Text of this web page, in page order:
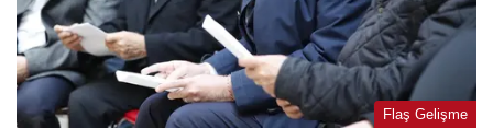
Flaş Gelişme